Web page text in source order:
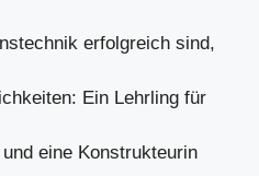
erfolgreich sind,
Ein Lehrling für
eine Konstrukteurin